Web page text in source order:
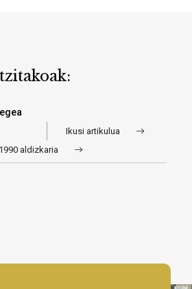
Ikusi artikulua
aldizkaria